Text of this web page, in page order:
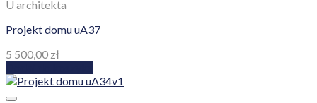
U architekta
Projekt domu uA37
5 500,00 zł